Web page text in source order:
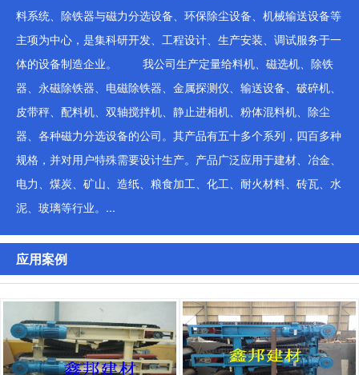
料系统、除铁器与磁力分选设备、环保除尘设备、机械输送设备等
主项为中心，是集科研开发、工程设计、生产安装、调试服务于一
体的设备制造企业。 我公司生产定量给料机、磁选机、除铁
器、永磁除铁器、电磁除铁器、金属探测仪、输送设备、破碎机、
皮带秤、配料机、双轴搅拌机、静止进相机、粉体混料机、除尘
器、各种磁力分选设备的公司。其产品有五十多个系列，四百多种
规格，并对用户特殊需要设计生产。产品广泛应用于建材、冶金、
电力、煤炭、矿山、造纸、粮食加工、化工、耐火材料、砖瓦、水
泥、玻璃等行业。...
应用案例